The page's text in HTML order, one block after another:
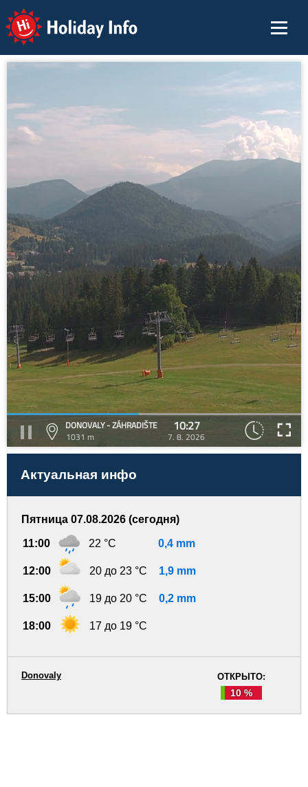
Holiday Info
DONOVALY - ZÁHRADIŠTE
1031 m
10:27
7. 8. 2026
Актуальная инфо
Пятница 07.08.2026 (сегодня)
11:00 22 °C 0,4 mm
12:00 20 до 23 °C 1,9 mm
15:00 19 до 20 °C 0,2 mm
18:00 17 до 19 °C
ОТКРЫТО:
10 %
Donovaly